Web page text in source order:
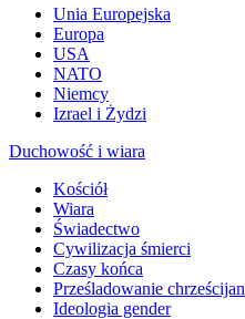
Unia Europejska
Europa
USA
NATO
Niemcy
Izrael i Żydzi
Duchowość i wiara
Kościół
Wiara
Świadectwo
Cywilizacja śmierci
Czasy końca
Prześladowanie chrześcijan
Ideologia gender